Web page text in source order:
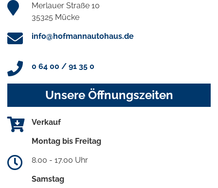
Merlauer Straße 10
35325 Mücke
info@hofmannautohaus.de
0 64 00 / 91 35 0
Unsere Öffnungszeiten
Verkauf
Montag bis Freitag
8.00 - 17.00 Uhr
Samstag